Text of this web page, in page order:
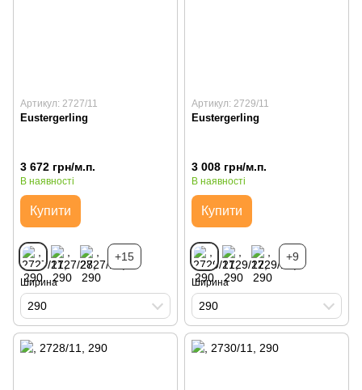
Артикул: 2727/11
Eustergerling
3 672 грн/м.п.
В наявності
Купити
+15
Ширина
290
Артикул: 2729/11
Eustergerling
3 008 грн/м.п.
В наявності
Купити
+9
Ширина
290